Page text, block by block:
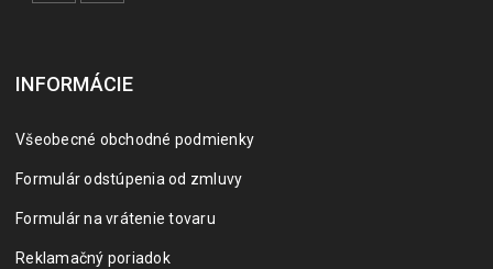
INFORMÁCIE
Všeobecné obchodné podmienky
Formulár odstúpenia od zmluvy
Formulár na vrátenie tovaru
Reklamačný poriadok